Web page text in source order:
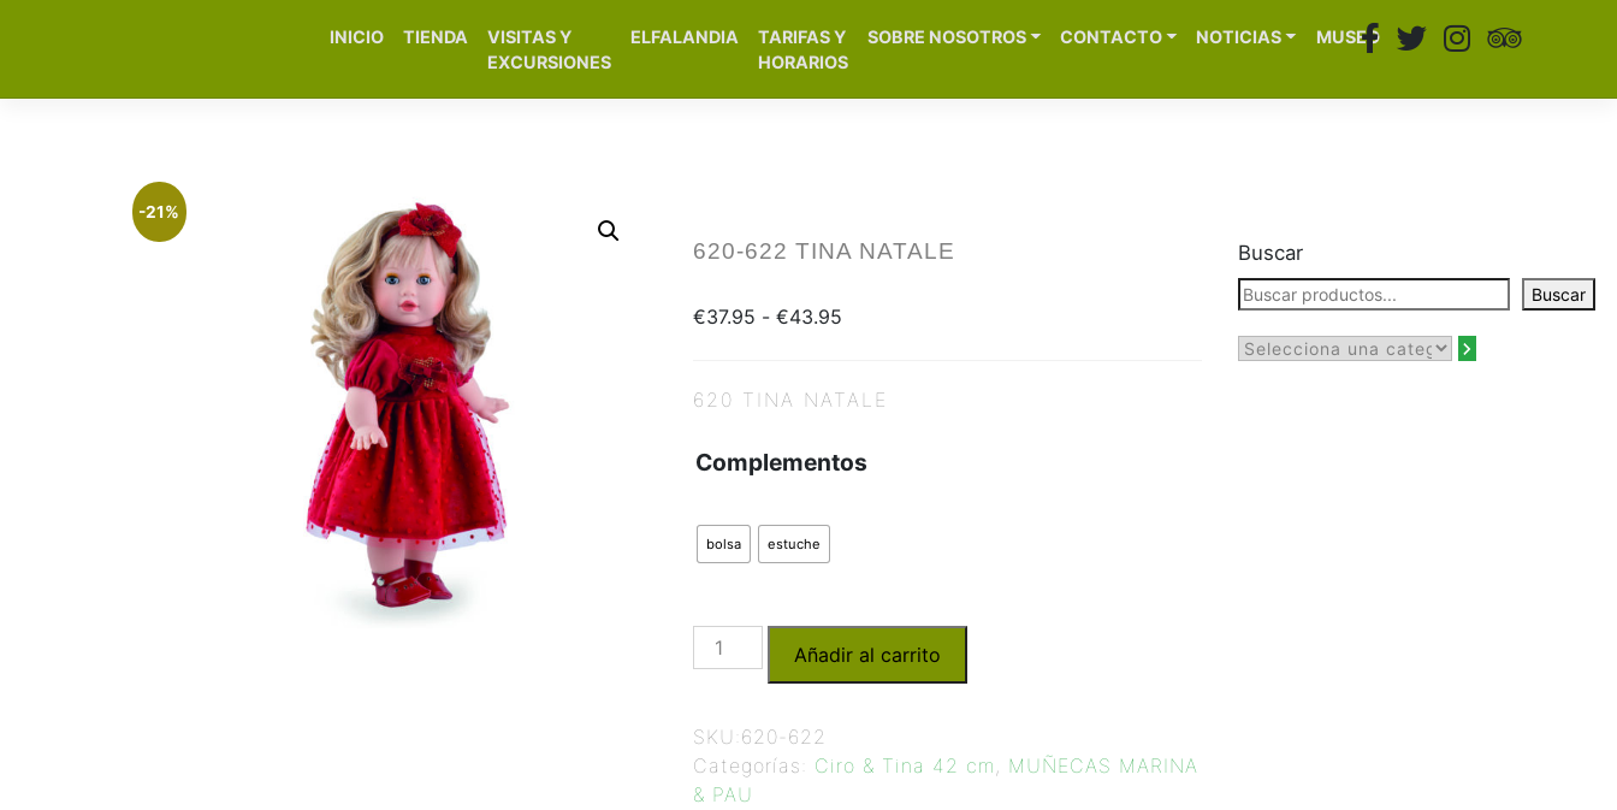
Elfa Experience – Onil – Alicante
INICIO TIENDA
VISITAS Y
EXCURSIONES
ELFALANDIA
TARIFAS Y
HORARIOS
SOBRE NOSOTROS CONTACTO NOTICIAS MUSEO
-21%
620-622 TINA NATALE
€37.95 - €43.95
620 TINA NATALE
Complementos
bolsa estuche
Añadir al carrito
SKU: 620-622
Categorías: Ciro & Tina 42 cm , MUÑECAS MARINA
& PAU
Buscar
Buscar